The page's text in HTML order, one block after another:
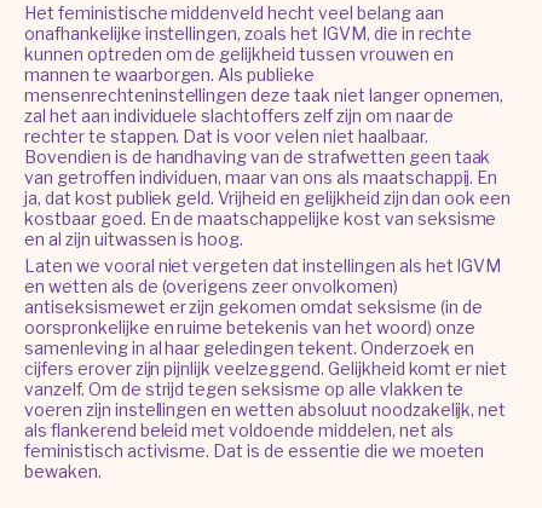
Het feministische middenveld hecht veel belang aan
onafhankelijke instellingen, zoals het IGVM, die in rechte
kunnen optreden om de gelijkheid tussen vrouwen en
mannen te waarborgen. Als publieke
mensenrechteninstellingen deze taak niet langer opnemen,
zal het aan individuele slachtoffers zelf zijn om naar de
rechter te stappen. Dat is voor velen niet haalbaar.
Bovendien is de handhaving van de strafwetten geen taak
van getroffen individuen, maar van ons als maatschappij. En
ja, dat kost publiek geld. Vrijheid en gelijkheid zijn dan ook een
kostbaar goed. En de maatschappelijke kost van seksisme
en al zijn uitwassen is hoog.
Laten we vooral niet vergeten dat instellingen als het IGVM
en wetten als de (overigens zeer onvolkomen)
antiseksismewet er zijn gekomen omdat seksisme (in de
oorspronkelijke en ruime betekenis van het woord) onze
samenleving in al haar geledingen tekent. Onderzoek en
cijfers erover zijn pijnlijk veelzeggend. Gelijkheid komt er niet
vanzelf. Om de strijd tegen seksisme op alle vlakken te
voeren zijn instellingen en wetten absoluut noodzakelijk, net
als flankerend beleid met voldoende middelen, net als
feministisch activisme. Dat is de essentie die we moeten
bewaken.